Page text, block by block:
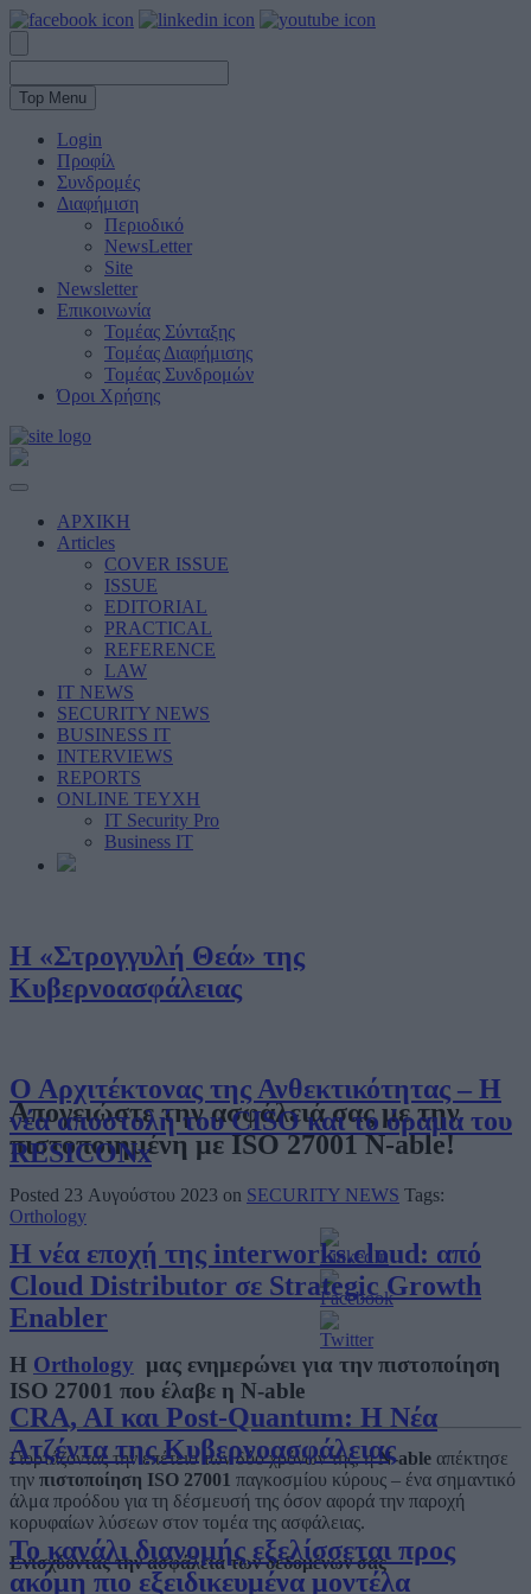
Top Menu
Login
Προφίλ
Συνδρομές
Διαφήμιση
Περιοδικό
NewsLetter
Site
Newsletter
Επικοινωνία
Τομέας Σύνταξης
Τομέας Διαφήμισης
Τομέας Συνδρομών
Όροι Χρήσης
ΑΡΧΙΚΗ
Articles
COVER ISSUE
ISSUE
EDITORIAL
PRACTICAL
REFERENCE
LAW
IT NEWS
SECURITY NEWS
BUSINESS IT
INTERVIEWS
REPORTS
ONLINE ΤΕΥΧΗ
IT Security Pro
Business IT
Η «Στρογγυλή Θεά» της
Κυβερνοασφάλειας
Ο Αρχιτέκτονας της Ανθεκτικότητας – Η
νέα αποστολή του CISO και το όραμα του
RESICONx
Η νέα εποχή της interworks.cloud: από
Cloud Distributor σε Strategic Growth
Enabler
CRA, AI και Post-Quantum: Η Νέα
Ατζέντα της Κυβερνοασφάλειας
Το κανάλι διανομής εξελίσσεται προς
ακόμη πιο εξειδικευμένα μοντέλα
Απογειώστε την ασφάλειά σας με την
πιστοποιημένη με ISO 27001 N-able!
Posted 23 Αυγούστου 2023 on SECURITY NEWS Tags:
Orthology
H Orthology μας ενημερώνει για την πιστοποίηση
ISO 27001 που έλαβε η Ν-able
Γιορτάζοντας την επέτειο των δύο χρόνων της, ηN-able απέκτησε
την πιστοποίηση ISO 27001 παγκοσμίου κύρους – ένα σημαντικό
άλμα προόδου για τη δέσμευσή της όσον αφορά την παροχή
κορυφαίων λύσεων στον τομέα της ασφάλειας.
Ενισχύοντας την ασφάλεια των δεδομένων σας